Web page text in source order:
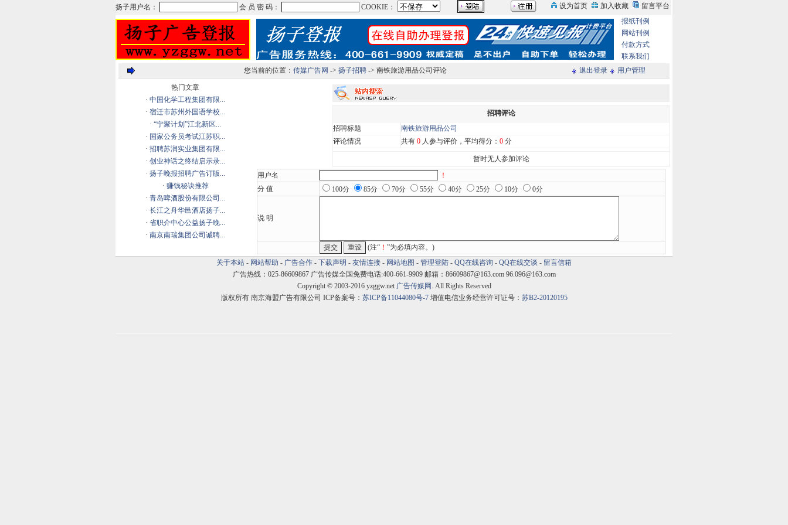
报纸刊例
网站刊例
付款方式
联系我们
您当前的位置： 传媒广告网 -> 扬子招聘-> 南铁旅游用品公司评论 退出登录 用户管理
热门文章
· 中国化学工程集团有限...
· 宿迁市苏州外国语学校...
· “宁聚计划”江北新区...
· 国家公务员考试江苏职...
· 招聘苏润实业集团有限...
· 创业神话之终结启示录...
· 扬子晚报招聘广告订版...
· 赚钱秘诀推荐
· 青岛啤酒股份有限公司...
· 长江之舟华邑酒店扬子...
· 省职介中心公益扬子晚...
· 南京南瑞集团公司诚聘...
招聘评论
招聘标题
南铁旅游用品公司
评论情况
共有 0 人参与评价，平均得分： 0 分
暂时无人参加评论
用户名
！
分 值
100分 85分 70分 55分 40分 25分 10分 0分
说 明
(注“！ ”为必填内容。)
关于本站 - 网站帮助 - 广告合作 - 下载声明 - 友情连接 - 网站地图 - 管理登陆 - QQ在线咨询 - QQ在线交谈 - 留言信箱
广告热线：025-86609867 广告传媒全国免费电话:400-661-9909 邮箱：86609867@163.com 96.096@163.com
Copyright © 2003-2016 yzggw.net 广告传媒网 . All Rights Reserved
版权所有 南京海盟广告有限公司 ICP备案号： 苏ICP备11044080号-7增值电信业务经营许可证号： 苏B2-20120195